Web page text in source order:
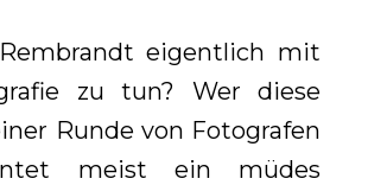
eigentlich mit
zu tun? Wer diese
Runde von Fotografen
meist ein müdes